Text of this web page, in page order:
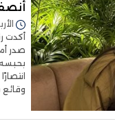
الأربعاء
أكدت
وقائع